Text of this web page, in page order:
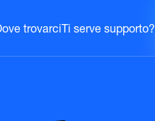
trovarci Ti serve supporto?